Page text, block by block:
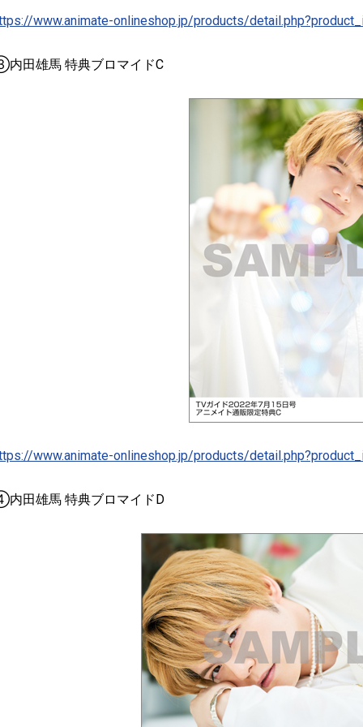
www.animate-onlineshop.jp/products/
田雄馬 特典ブロマイドC
www.animate-onlineshop.jp/products/
田雄馬 特典ブロマイドD